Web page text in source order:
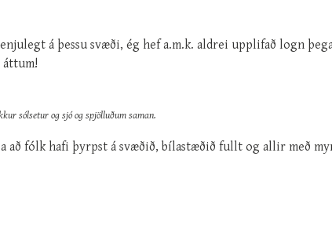
á þessu svæði, ég hef a.m.k. aldrei upplifað logn
sólsetur og sjó og spjölluðum saman.
að fólk hafi þyrpst á svæðið, bílastæðið fullt og allir með